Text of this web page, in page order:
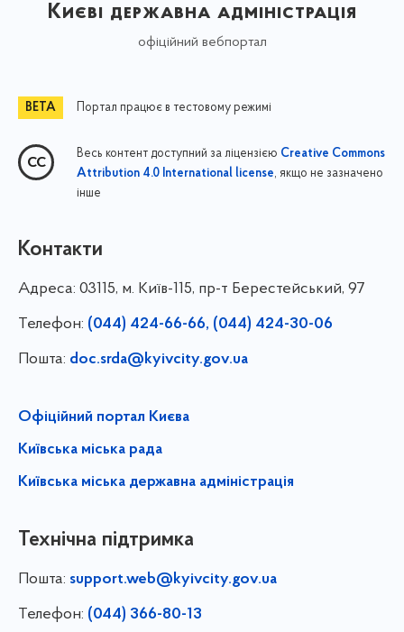
Києві державна адміністрація
офіційний вебпортал
Портал працює в тестовому режимі
Весь контент доступний за ліцензією Creative Commons
Attribution 4.0 International license, якщо не зазначено
інше
Контакти
Адреса: 03115, м. Київ-115, пр-т Берестейський, 97
Телефон: (044) 424-66-66, (044) 424-30-06
Пошта: doc.srda@kyivcity.gov.ua
Офіційний портал Києва
Київська міська рада
Київська міська державна адміністрація
Технічна підтримка
Пошта: support.web@kyivcity.gov.ua
Телефон: (044) 366-80-13